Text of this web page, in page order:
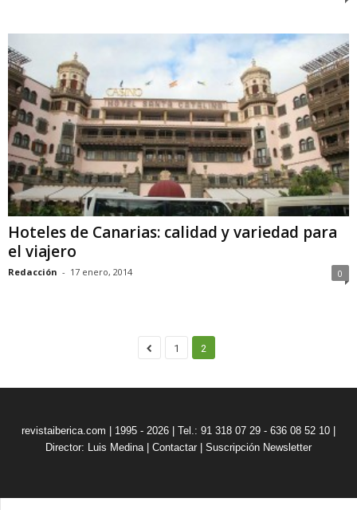
Hoteles de Canarias: calidad y variedad para
el viajero
Redacción - 17 enero, 2014 0
1 2
revistaiberica.com | 1995 - 2026 | Tel.: 91 318 07 29 - 636 08 52 10 |
Director: Luis Medina | Contactar | Suscripción Newsletter